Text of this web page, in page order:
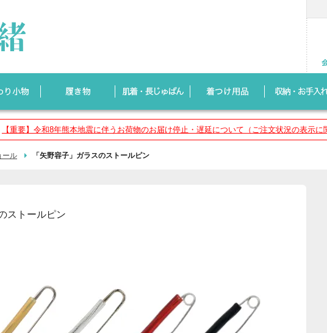
【重要】令和8年熊本地震に伴うお荷物のお届け停止・遅延について（ご注文状況の表示に
ール 「矢野容子」ガラスのストールピン
ストールピン